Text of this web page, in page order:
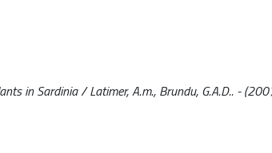
in Sardinia / Latimer, A.m., Brundu, G.A.D.. -